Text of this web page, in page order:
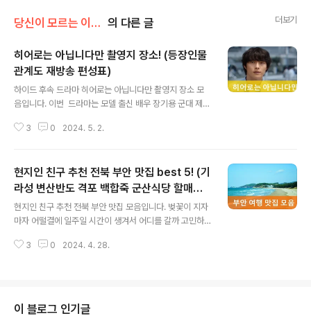
당신이 모르는 이슈 7 의 다른 글 더보기
히어로는 아닙니다만 촬영지 장소! (등장인물
관계도 재방송 편성표)
하이드 후속 드라마 히어로는 아닙니다만 촬영지 장소 모
음입니다. 이번 드라마는 모델 출신 배우 장기용 군대 제대
어로처럼 초능력을 발휘하는 히어로는 아니지만 시청자들
다.) 장기용은 원래대로면 디즈니 플러스 무빙처럼 초능력
자지만 능력을 잃고 활약하는 이야기입니다. 복씨 가문은
힘쎈 여자 강남순 집안처럼 가족들이 모두 초능력을 가지
고 태어났지만 능력을 잃고 벌어지는 해프닝을 그린 환티
될까요? 히어로는 아닙니다만 드라마를 소개합니다. 히어
3 0 2024. 5. 2.
현지인 친구 추천 전북 부안 맛집 best 5! (기
라성 변산반도 격포 백합죽 군산식당 할매피
순대 등)
현지인 친구 추천 전북 부안 맛집 모음입니다. 벚꽃이 지자
마자 어떨결에 일주일 시간이 생겨서 어디를 갈까 고민하
은 곳이 바로 변산반도 국립공원으로 유명한 전북 부안입
남 대천 해수욕장, 태안 만리포 해수욕장이랑 부안 격포해
수욕장이 가장 유명한다는 정보를 입수! 대천이랑 만리포
3 0 2024. 4. 28.
이 블로그 인기글